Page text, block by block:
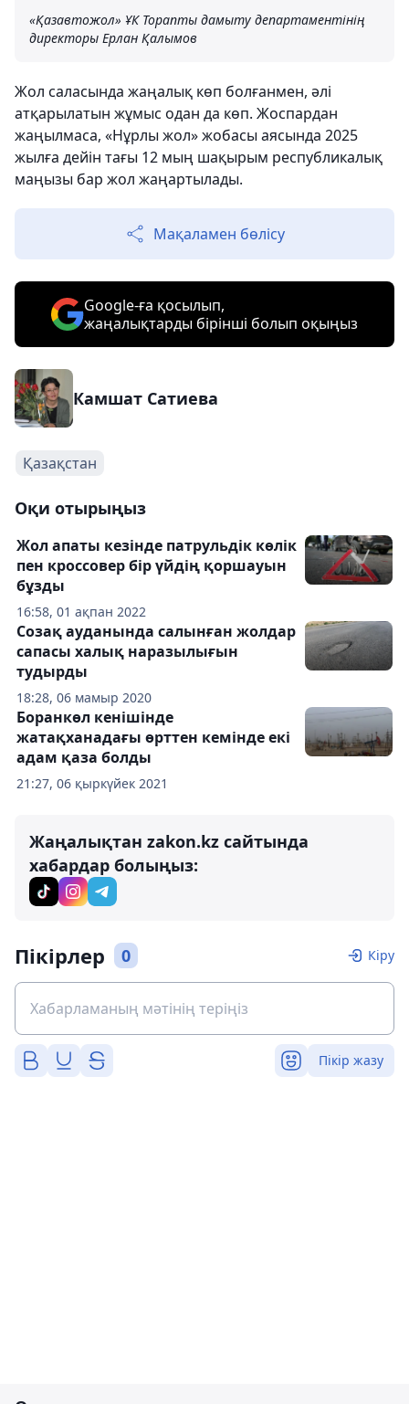
«Қазавтожол» ҰК Торапты дамыту департаментінің
директоры Ерлан Қалымов
Жол саласында жаңалық көп болғанмен, әлі
атқарылатын жұмыс одан да көп. Жоспардан
жаңылмаса, «Нұрлы жол» жобасы аясында 2025
жылға дейін тағы 12 мың шақырым республикалық
маңызы бар жол жаңартылады.
Мақаламен бөлісу
Google-ға қосылып,
жаңалықтарды бірінші болып оқыңыз
Камшат Сатиева
Қазақстан
Оқи отырыңыз
16:58, 01 ақпан 2022
Жол апаты кезінде патрульдік көлік
пен кроссовер бір үйдің қоршауын
бұзды
18:28, 06 мамыр 2020
Созақ ауданында салынған жолдар
сапасы халық наразылығын
тудырды
21:27, 06 қыркүйек 2021
Боранкөл кенішінде
жатақханадағы өрттен кемінде екі
адам қаза болды
Жаңалықтан zakon.kz сайтында
хабардар болыңыз:
Пікірлер 0 Кіру
Пікір жазу